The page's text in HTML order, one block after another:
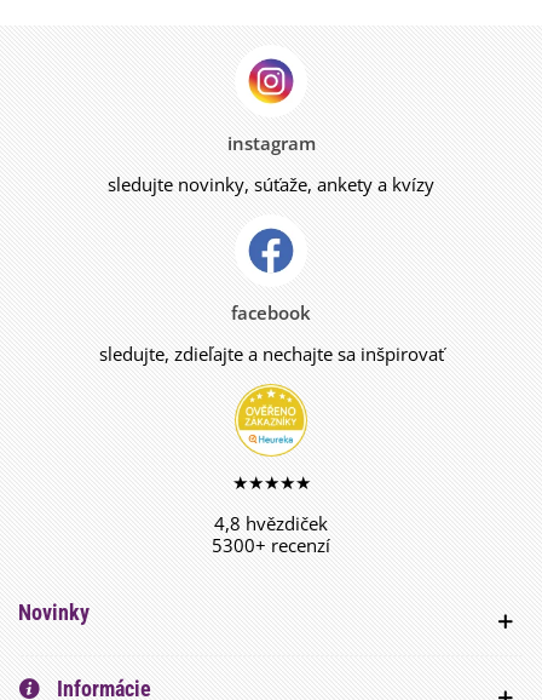
instagram
sledujte novinky, súťaže, ankety a kvízy
facebook
sledujte, zdieľajte a nechajte sa inšpirovať
★★★★★
4,8 hvězdiček
5300+ recenzí
Novinky
Informácie